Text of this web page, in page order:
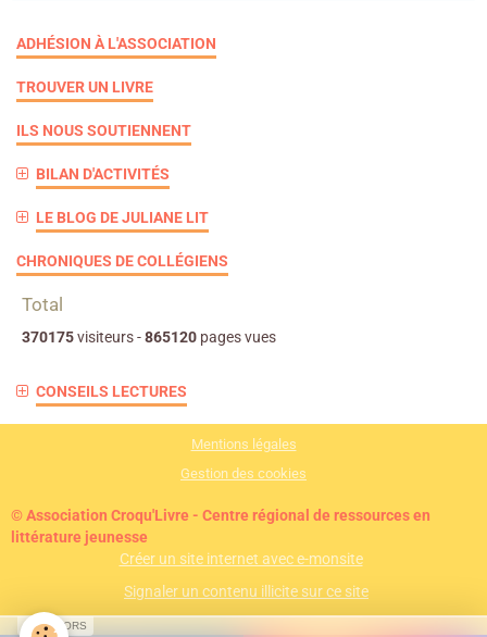
ADHÉSION À L'ASSOCIATION
TROUVER UN LIVRE
ILS NOUS SOUTIENNENT
BILAN D'ACTIVITÉS
LE BLOG DE JULIANE LIT
CHRONIQUES DE COLLÉGIENS
Total
370175visiteurs -865120 pages vues
CONSEILS LECTURES
Mentions légales
Gestion des cookies
© Association Croqu'Livre - Centre régional de ressources en
littérature jeunesse
Créer un site internet avec e-monsite
Signaler un contenu illicite sur ce site
SPONSORS